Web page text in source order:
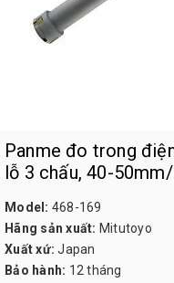
Panme đo trong
lỗ 3 chấu, 40-
Model: 468-169
Hãng sản xuất: Mitutoyo
Xuất xứ: Japan
Bảo hành: 12 tháng